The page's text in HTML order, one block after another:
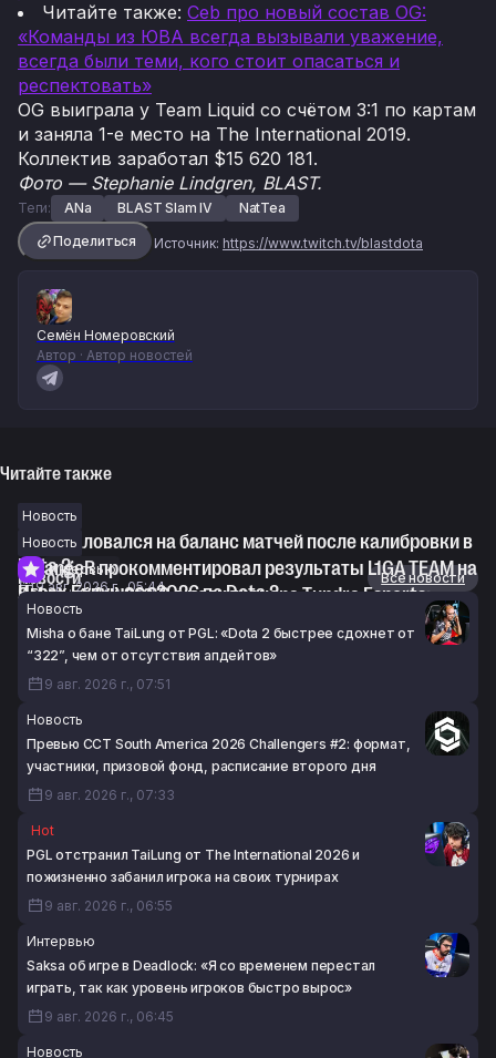
Читайте также: Ceb про новый состав OG:
«Команды из ЮВА всегда вызывали уважение,
всегда были теми, кого стоит опасаться и
респектовать»
OG выиграла у Team Liquid со счётом 3:1 по картам
и заняла 1-е место на The International 2019.
Коллектив заработал $15 620 181.
Фото — Stephanie Lindgren, BLAST.
Теги: ANa BLAST Slam IV
NatTea
Поделиться
Источник: https://www.twitch.tv/blastdota
Семён Номеровский
Автор · Автор новостей
Читайте также
Новость
Lil пожаловался на баланс матчей после калибровки в
Dota 2
9 авг. 2026 г., 05:44
Новость
StrangeR прокомментировал результаты L1GA TEAM на
Играх Будущего 2026 по Dota 2
8 авг. 2026 г., 18:51
Интервью
Saksa об Aui_2000 в роли тренера Tundra Esports:
«Честно говоря, думаю, он делал слишком много»
8 авг. 2026 г., 18:21
Новости
Все новости
Новость
Misha о бане TaiLung от PGL: «Dota 2 быстрее сдохнет от
“322”, чем от отсутствия апдейтов»
9 авг. 2026 г., 07:51
Новость
Превью CCT South America 2026 Challengers #2: формат,
участники, призовой фонд, расписание второго дня
9 авг. 2026 г., 07:33
Hot
PGL отстранил TaiLung от The International 2026 и
пожизненно забанил игрока на своих турнирах
9 авг. 2026 г., 06:55
Интервью
Saksa об игре в Deadlock: «Я со временем перестал
играть, так как уровень игроков быстро вырос»
9 авг. 2026 г., 06:45
Новость